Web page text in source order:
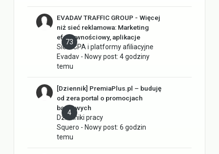
73
EVADAV TRAFFIC GROUP - Więcej
niż sieć reklamowa: Marketing
efektywnościowy, aplikacje
Sieci CPA i platformy afiliacyjne
Evadav - Nowy post: 4 godziny
temu
4
[Dziennik] PremiaPlus.pl – buduję
od zera portal o promocjach
bankowych
Dzienniki pracy
Squero - Nowy post: 6 godzin
temu